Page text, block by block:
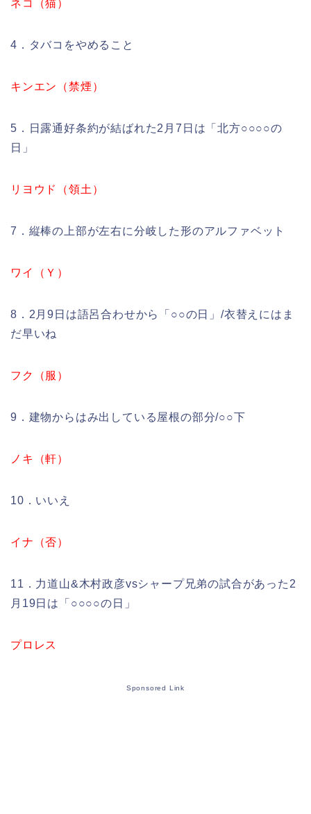
ネコ（猫）
4．タバコをやめること
キンエン（禁煙）
5．日露通好条約が結ばれた2月7日は「北方○○○○の
日」
リヨウド（領土）
7．縦棒の上部が左右に分岐した形のアルファベット
ワイ（Ｙ）
8．2月9日は語呂合わせから「○○の日」/衣替えにはま
だ早いね
フク（服）
9．建物からはみ出している屋根の部分/○○下
ノキ（軒）
10．いいえ
イナ（否）
11．力道山&木村政彦vsシャープ兄弟の試合があった2
月19日は「○○○○の日」
プロレス
Sponsored Link